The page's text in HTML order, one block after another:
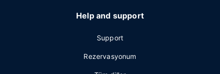
Help and support
Support
Rezervasyonum